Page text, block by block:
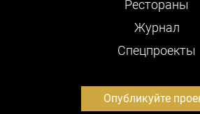
Рестораны
Журнал
Cпецпроекты
Опубликуйте